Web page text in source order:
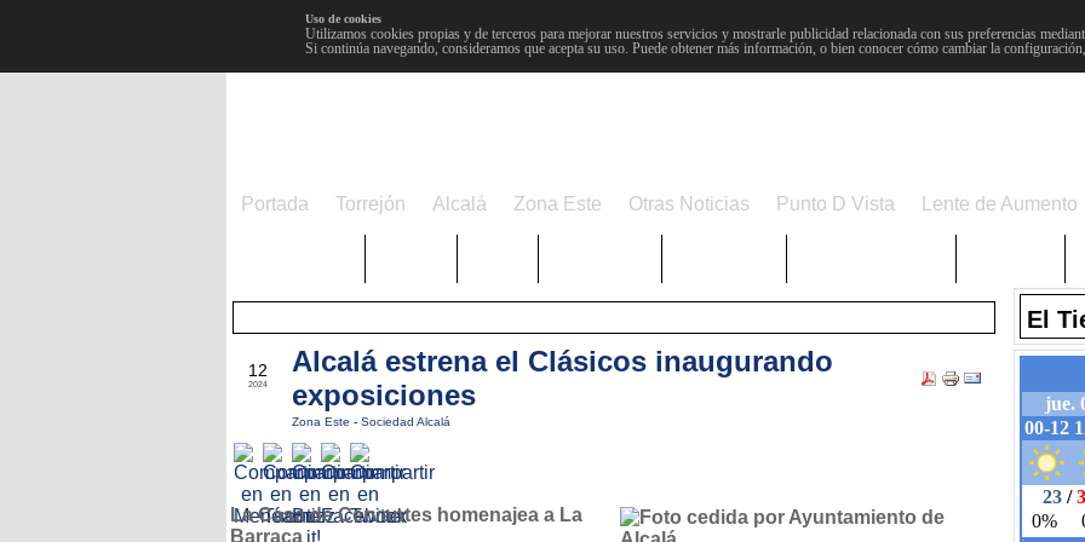
Uso de cookies
Utilizamos cookies propias y de terceros para mejorar nuestros servicios y mostrarle publicidad relacionada con sus preferencias
Si continúa navegando, consideramos que acepta su uso. Puede obtener más información, o bien conocer cómo cambiar la
Portada Torrejón Alcalá Zona Este Otras Noticias Punto D Vista Lente de Aumento
12
2024
Alcalá estrena el Clásicos inaugurando
exposiciones
Zona Este - Sociedad Alcalá
La Casa de Cervantes homenajea a La
Barraca
El